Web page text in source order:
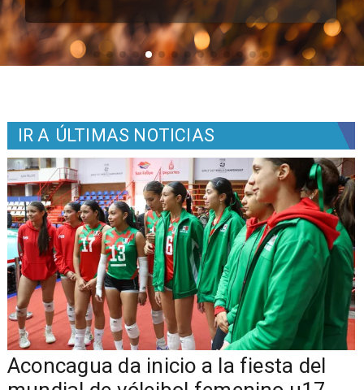
IR A ÚLTIMAS NOTICIAS
Aconcagua da inicio a la fiesta del